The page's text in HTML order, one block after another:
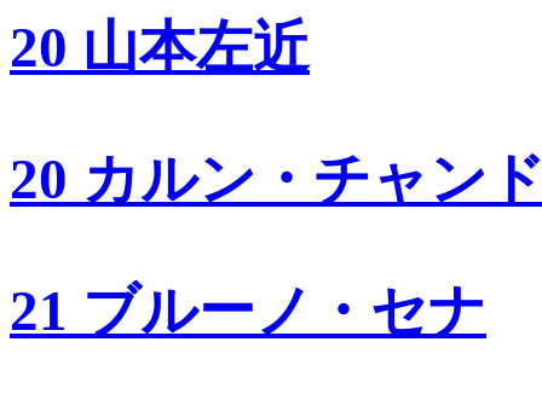
20 山本左近
20 カルン・チャン
21 ブルーノ・セナ